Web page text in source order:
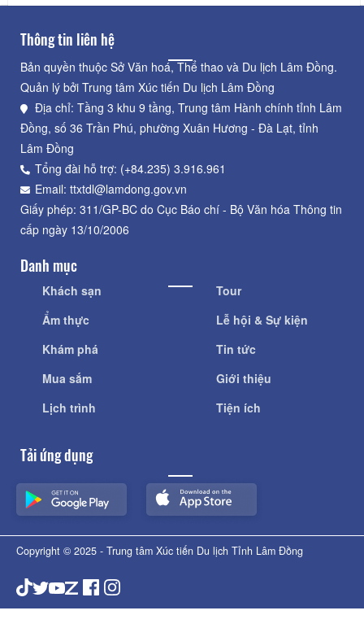
Thông tin liên hệ
Bản quyền thuộc Sở Văn hoá, Thể thao và Du lịch Lâm Đồng.
Quản lý bởi Trung tâm Xúc tiến Du lịch Lâm Đồng
Địa chỉ: Tầng 3 khu 9 tầng, Trung tâm Hành chính tỉnh Lâm
Đồng, số 36 Trần Phú, phường Xuân Hương - Đà Lạt, tỉnh
Lâm Đồng
Tổng đài hỗ trợ: (+84.235) 3.916.961
Email: ttxtdl@lamdong.gov.vn
Giấy phép: 311/GP-BC do Cục Báo chí - Bộ Văn hóa Thông tin
cấp ngày 13/10/2006
Danh mục
Khách sạn
Ẩm thực
Khám phá
Mua sắm
Lịch trình
Tour
Lễ hội & Sự kiện
Tin tức
Giới thiệu
Tiện ích
Tải ứng dụng
Copyright © 2025 - Trung tâm Xúc tiến Du lịch Tỉnh Lâm Đồng